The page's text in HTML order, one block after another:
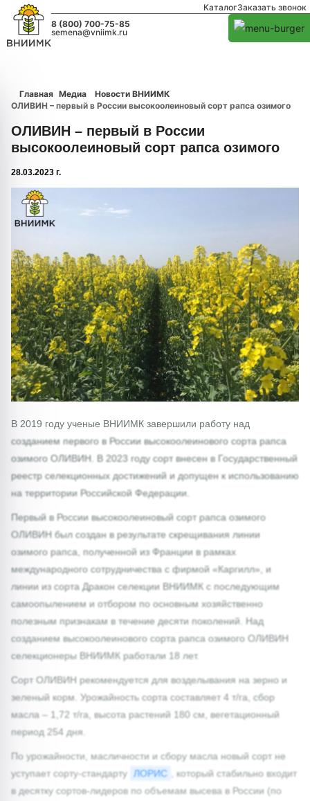
КаталогЗаказать звонок
8 (800) 700-75-85
semena@vniimk.ru
Главная Медиа
Новости ВНИИМК
ОЛИВИН – первый в России высокоолеиновый сорт рапса озимого
ОЛИВИН – первый в России
высокоолеиновый сорт рапса озимого
28.03.2023 г.
1/0
В 2019 году ученые ВНИИМК завершили работу над
созданием первого в России высокоолеинового сорта рапса
озимого ОЛИВИН. В 2023 году сорт внесен в Государственный
реестр селекционных достижений и допущен к использованию
на территории Российской Федерации.
Первый в России высокоолеиновый сорт рапса озимого
ОЛИВИН был создан в результате скрещивания линии
озимого рапса, полученной из Франции в рамках
международного сотрудничества с фирмой «Каргилл», и
линии из сорта Дракон селекции ВНИИМК с последующим
самоопылением и отбором по основным хозяйственно
полезным признакам в течение десяти поколений. Над
созданием высокоолеинового сорта рапса озимого ОЛИВИН
селекционеры ВНИИМК работали 18 лет.
Сорт ОЛИВИН рекомендуется для возделывания на зерно и
зеленый корм. Урожайность сорта составляет 4 т/га, сбор
масла – 1,72 т/га, высота растений 180 см, вегетационный
период 254 дня.
По урожайности, масличности и сбору масла новый сорт не
уступает сорту-стандарту ЛОРИС
, который стабильно входит
в десятку сортов-лидеров по объемам высева в России (по